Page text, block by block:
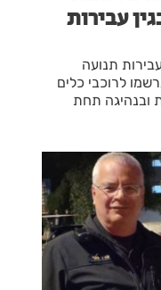
עבירות
תנועה
לרוכבי כלים
ובנהיגה תחת